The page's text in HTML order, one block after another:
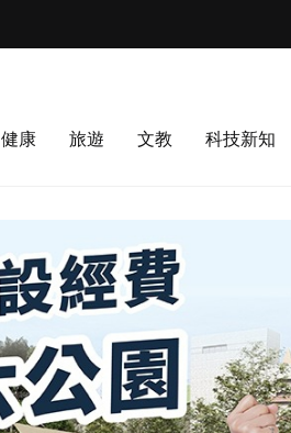
健康 旅遊 文教 科技新知